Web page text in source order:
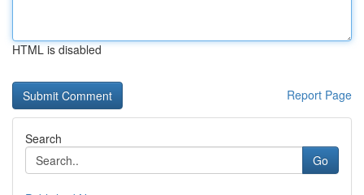
HTML is disabled
Report Page
Search
Go